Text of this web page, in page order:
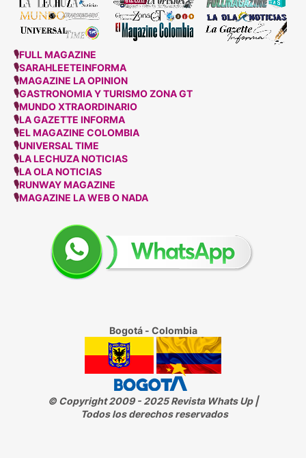
🎙FULL MAGAZINE
🎙SARAHLEETEINFORMA
🎙MAGAZINE LA OPINION
🎙GASTRONOMIA Y TURISMO ZONA GT
🎙MUNDO XTRAORDINARIO
🎙LA GAZETTE INFORMA
🎙EL MAGAZINE COLOMBIA
🎙UNIVERSAL TIME
🎙LA LECHUZA NOTICIAS
🎙LA OLA NOTICIAS
🎙RUNWAY MAGAZINE
🎙MAGAZINE LA WEB O NADA
Bogotá - Colombia
© Copyright 2009 - 2025 Revista Whats Up |
Todos los derechos reservados